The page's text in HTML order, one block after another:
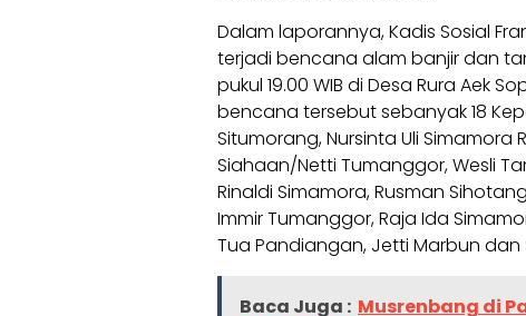
Dalam laporannya, Kadis Sosial
terjadi bencana alam banjir dan
pukul 19.00 WIB di Desa Rura Aek
bencana tersebut sebanyak 18
Situmorang, Nursinta Uli
Siahaan/Netti Tumanggor, Wesli
Rinaldi Simamora, Rusman
Immir Tumanggor, Raja Ida
Tua Pandiangan, Jetti Marbun dan
Baca Juga : Musrenbang di